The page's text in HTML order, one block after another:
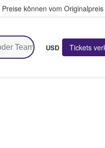
Preise können vom
USD Tickets